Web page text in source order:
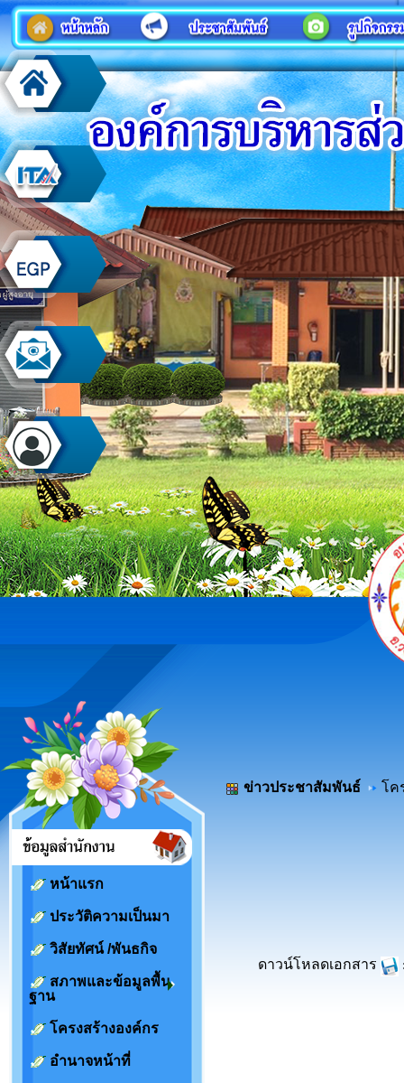
หน้าแรก
ประวัติความเป็นมา
วิสัยทัศน์ /พันธกิจ
สภาพและข้อมูลพื้น
ฐาน
โครงสร้างองค์กร
อำนาจหน้าที่
ข่าวประชาสัมพันธ์ โค
ดาวน์โหลดเอกสาร